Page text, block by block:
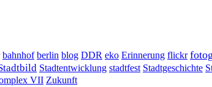
bahnhof berlin blog DDR eko Erinnerung flickr
Stadtentwicklung stadtfest Stadtgeschichte
VII Zukunft